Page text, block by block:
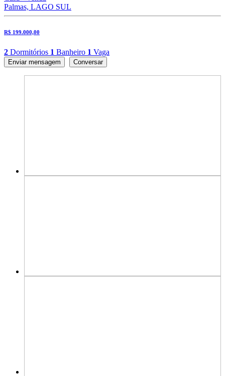
Palmas, LAGO SUL
R$ 199.000,00
2 Dormitórios 1 Banheiro 1 Vaga
Enviar mensagem Conversar